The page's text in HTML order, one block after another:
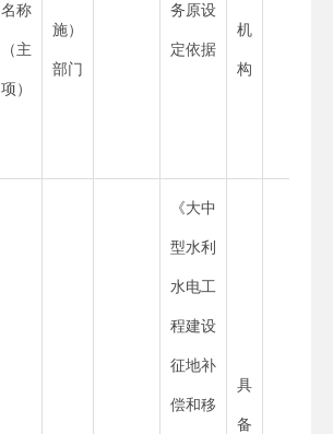
名称
（主
项）
施）
部门
务原设
定依据
机
构
《大中
型水利
水电工
程建设
征地补
偿和移
具
备